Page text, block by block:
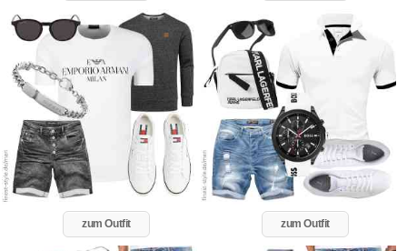
zum Outfit zum Outfit